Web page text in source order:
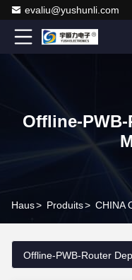
evaliu@yushunli.com
Offline-
Haus> Produits>
Offline-PWB-Router